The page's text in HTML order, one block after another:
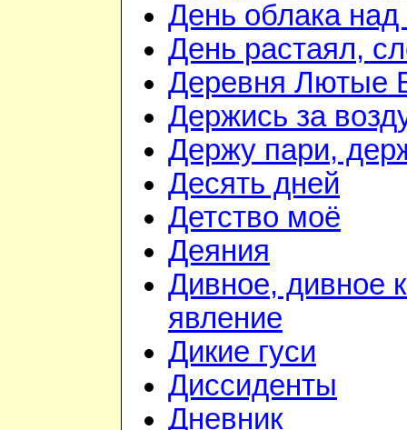
День облака
День растаял,
Деревня Лютые
Держись за
Держу пари,
Десять дней
Детство моё
Деяния
Дивное, дивное
явление
Дикие гуси
Диссиденты
Дневник